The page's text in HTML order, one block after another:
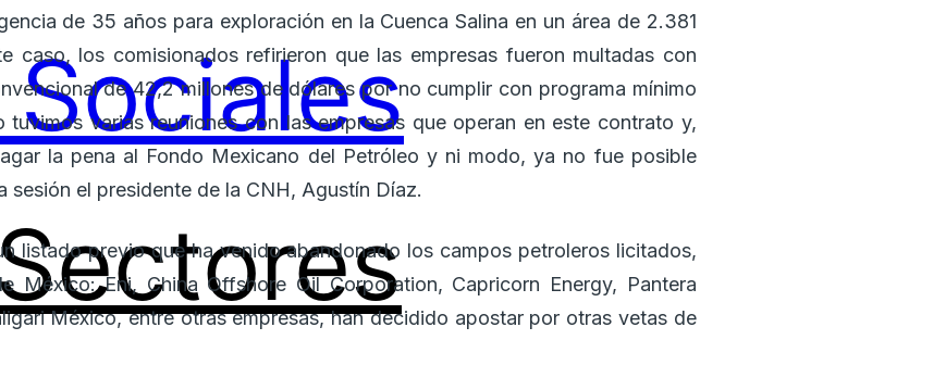
de 35 años para exploración en la Cuenca Salina en un área de 2.381
caso, los comisionados refirieron que las empresas fueron multadas con
de 42,2 millones de dólares por no cumplir con programa mínimo
tuvimos varias reuniones con las empresas que operan en este contrato y,
la pena al Fondo Mexicano del Petróleo y ni modo, ya no fue posible
sesión el presidente de la CNH, Agustín Díaz.
listado previo que ha venido abandonado los campos petroleros licitados,
México: Eni, China Offshore Oil Corporation, Capricorn Energy, Pantera
México, entre otras empresas, han decidido apostar por otras vetas de